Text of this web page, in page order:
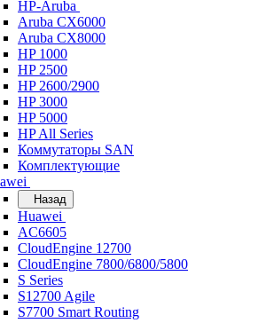
HP-Aruba
Aruba CX6000
Aruba CX8000
HP 1000
HP 2500
HP 2600/2900
HP 3000
HP 5000
HP All Series
Коммутаторы SAN
Комплектующие
Назад
Huawei
AC6605
CloudEngine 12700
CloudEngine 7800/6800/5800
S Series
S12700 Agile
S7700 Smart Routing